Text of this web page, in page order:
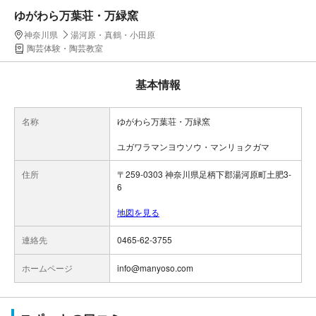
ゆがわら万葉荘・万緑窯
神奈川県
湯河原・真鶴・小田原
陶芸体験・陶芸教室
基本情報
名称 ゆがわら万葉荘・万緑窯
ユガワラマンヨウソウ・マンリョクガマ
住所
〒259-0303 神奈川県足柄下郡湯河原町土肥3-
6
地図を見る
連絡先 0465-62-3755
ホームページ info@manyoso.com